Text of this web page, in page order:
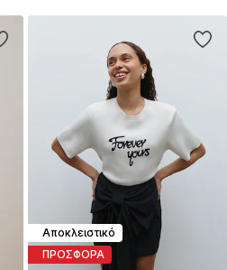
Αποκλειστικό
ΠΡΟΣΦΟΡΑ